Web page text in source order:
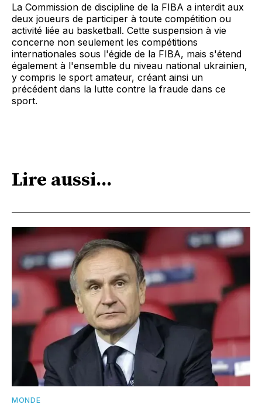
La Commission de discipline de la FIBA ​​a interdit aux
deux joueurs de participer à toute compétition ou
activité liée au basketball. Cette suspension à vie
concerne non seulement les compétitions
internationales sous l'égide de la FIBA, mais s'étend
également à l'ensemble du niveau national ukrainien,
y compris le sport amateur, créant ainsi un
précédent dans la lutte contre la fraude dans ce
sport.
Lire aussi...
MONDE